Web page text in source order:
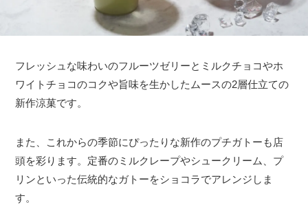
フレッシュな味わいのフルーツゼリーとミルクチョコやホ
ワイトチョコのコクや旨味を生かしたムースの2層仕立ての
新作涼菓です。
また、これからの季節にぴったりな新作のプチガトーも店
頭を彩ります。定番のミルクレープやシュークリーム、プ
リンといった伝統的なガトーをショコラでアレンジしま
す。